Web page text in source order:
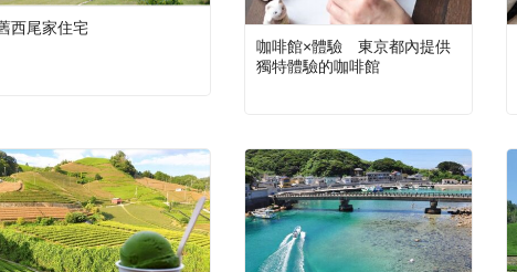
西尾家住宅
咖啡館×體驗 東京都內提供
獨特體驗的咖啡館